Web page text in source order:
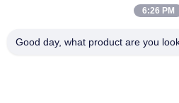
commande par courroie de barre
6:26 PM
Good day, what product are you